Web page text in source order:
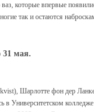
которые впервые
так и остаются
31 мая.
Шарлотте фон дер
Университетском